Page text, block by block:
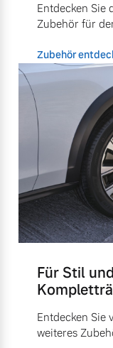
Entdecken Sie
Zubehör für
Zubehör
Für Stil
Entdecken Sie
weiteres